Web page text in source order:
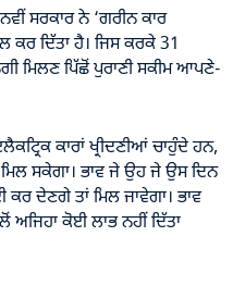
ਸਰਕਾਰ ਨੇ ‘ਗਰੀਨ ਕਾਰ
ਕਰ ਦਿੱਤਾ ਹੈ। ਜਿਸ ਕਰਕੇ 31
ਮਿਲਣ ਪਿੱਛੋਂ ਪੁਰਾਣੀ ਸਕੀਮ ਆਪਣੇ-
ਕਾਰਾਂ ਖ੍ਰੀਦਣੀਆਂ ਚਾਹੁੰਦੇ ਹਨ,
ਸਕੇਗਾ। ਭਾਵ ਜੇ ਉਹ ਜੇ ਉਸ ਦਿਨ
ਕਰ ਦੇਣਗੇ ਤਾਂ ਮਿਲ ਜਾਵੇਗਾ। ਭਾਵ
ਅਜਿਹਾ ਕੋਈ ਲਾਭ ਨਹੀਂ ਦਿੱਤਾ